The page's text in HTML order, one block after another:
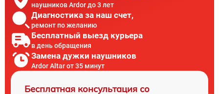
наушников Ardor до 3 лет
Диагностика за наш счет,
ремонт по желанию
Бесплатный выезд курьера
в день обращения
Замена дужки наушников
Ardor Аltar от 35 минут
Бесплатная консультация со